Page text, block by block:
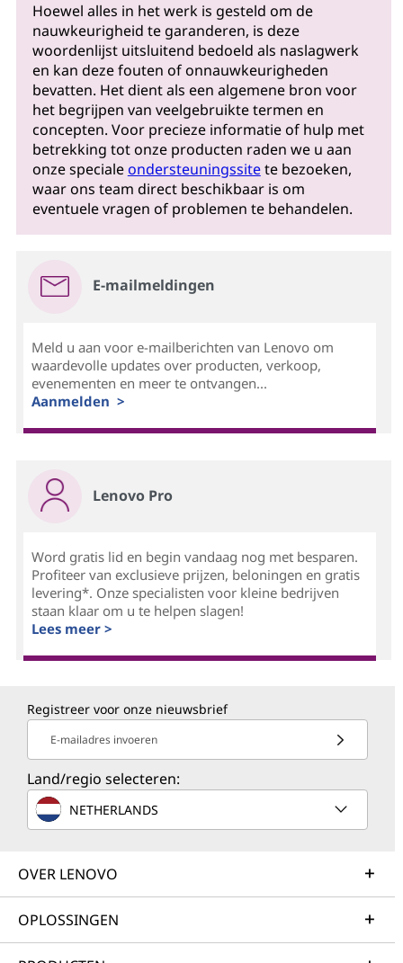
Hoewel alles in het werk is gesteld om de
nauwkeurigheid te garanderen, is deze
woordenlijst uitsluitend bedoeld als naslagwerk
en kan deze fouten of onnauwkeurigheden
bevatten. Het dient als een algemene bron voor
het begrijpen van veelgebruikte termen en
concepten. Voor precieze informatie of hulp met
betrekking tot onze producten raden we u aan
onze specialeondersteuningssitete bezoeken,
waar ons team direct beschikbaar is om
eventuele vragen of problemen te behandelen.
E-mailmeldingen
Meld u aan voor e-mailberichten van Lenovo om
waardevolle updates over producten, verkoop,
evenementen en meer te ontvangen...
Aanmelden >
Lenovo Pro
Word gratis lid en begin vandaag nog met besparen.
Profiteer van exclusieve prijzen, beloningen en gratis
levering*. Onze specialisten voor kleine bedrijven
staan klaar om u te helpen slagen!
Lees meer >
Registreer voor onze nieuwsbrief
E-mailadres invoeren
Land/regio selecteren:
NETHERLANDS
OVER LENOVO
OPLOSSINGEN